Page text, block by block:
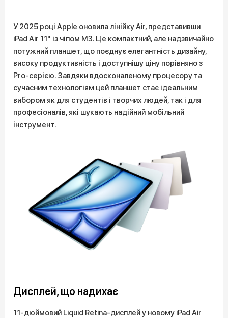
У 2025 році Apple оновила лінійку Air, представивши
iPad Air 11" із чіпом M3. Це компактний, але надзвичайно
потужний планшет, що поєднує елегантність дизайну,
високу продуктивність і доступнішу ціну порівняно з
Pro-серією. Завдяки вдосконаленому процесору та
сучасним технологіям цей планшет стає ідеальним
вибором як для студентів і творчих людей, так і для
професіоналів, які шукають надійний мобільний
інструмент.
Дисплей, що надихає
11-дюймовий Liquid Retina-дисплей у новому iPad Air